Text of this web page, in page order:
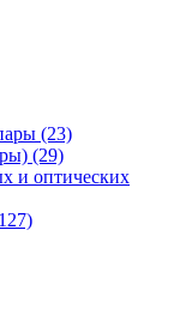
(23)
(29)
и оптических